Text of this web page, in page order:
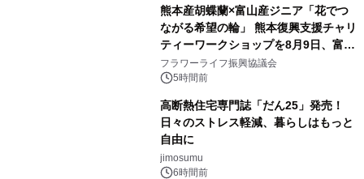
熊本産胡蝶蘭×富山産ジニア「花でつ
ながる希望の輪」 熊本復興支援チャリ
ティーワークショップを8月9日、富
山・射水で開催
フラワーライフ振興協議会
5時間前
高断熱住宅専門誌「だん25」発売！
日々のストレス軽減、暮らしはもっと
自由に
jimosumu
6時間前